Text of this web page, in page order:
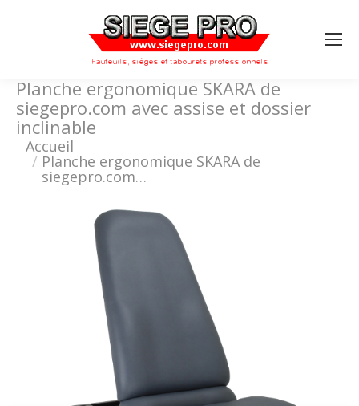
Planche ergonomique SKARA de
siegepro.com avec assise et dossier
inclinable
Vous êtes ici :
Accueil
Planche ergonomique SKARA de
siegepro.com…